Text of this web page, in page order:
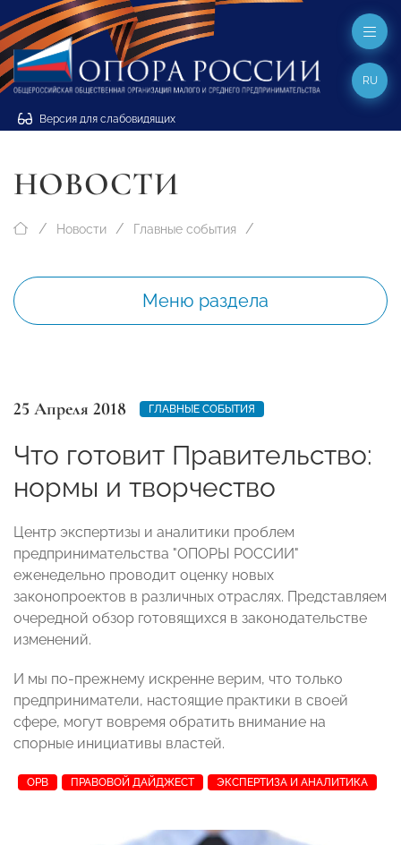
Версия для слабовидящих
RU
НОВОСТИ
Новости Главные события
Меню раздела
25 Апреля 2018 ГЛАВНЫЕ СОБЫТИЯ
Что готовит Правительство:
нормы и творчество
Центр экспертизы и аналитики проблем
предпринимательства "ОПОРЫ РОССИИ"
еженедельно проводит оценку новых
законопроектов в различных отраслях. Представляем
очередной обзор готовящихся в законодательстве
изменений.
И мы по-прежнему искренне верим, что только
предприниматели, настоящие практики в своей
сфере, могут вовремя обратить внимание на
спорные инициативы властей.
ОРВ ПРАВОВОЙ ДАЙДЖЕСТ ЭКСПЕРТИЗА И АНАЛИТИКА